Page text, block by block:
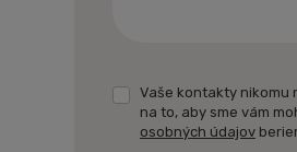
Vaše kontakty nikomu
na to, aby sme vám
osobných údajov